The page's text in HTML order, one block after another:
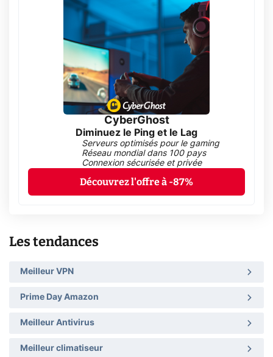
CyberGhost
Diminuez le Ping et le Lag
Serveurs optimisés pour le gaming
Réseau mondial dans 100 pays
Connexion sécurisée et privée
Découvrez l'offre à -87%
Les tendances
Meilleur VPN
Prime Day Amazon
Meilleur Antivirus
Meilleur climatiseur